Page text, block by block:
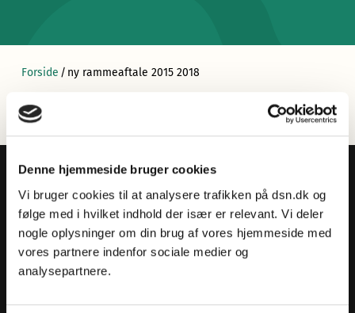
Denne hjemmeside bruger cookies
Vi bruger cookies til at analysere trafikken på dsn.dk og
følge med i hvilket indhold der især er relevant. Vi deler
nogle oplysninger om din brug af vores hjemmeside med
vores partnere indenfor sociale medier og
analysepartnere.
Forside / ny rammeaftale 2015 2018
Dansk Sprognævn
Adelgade 119 B
5400 Bogense